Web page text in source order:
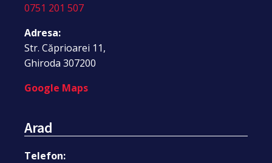
0751 201 507
Adresa:
Str. Căprioarei 11,
Ghiroda 307200
Google Maps
Arad
Telefon: